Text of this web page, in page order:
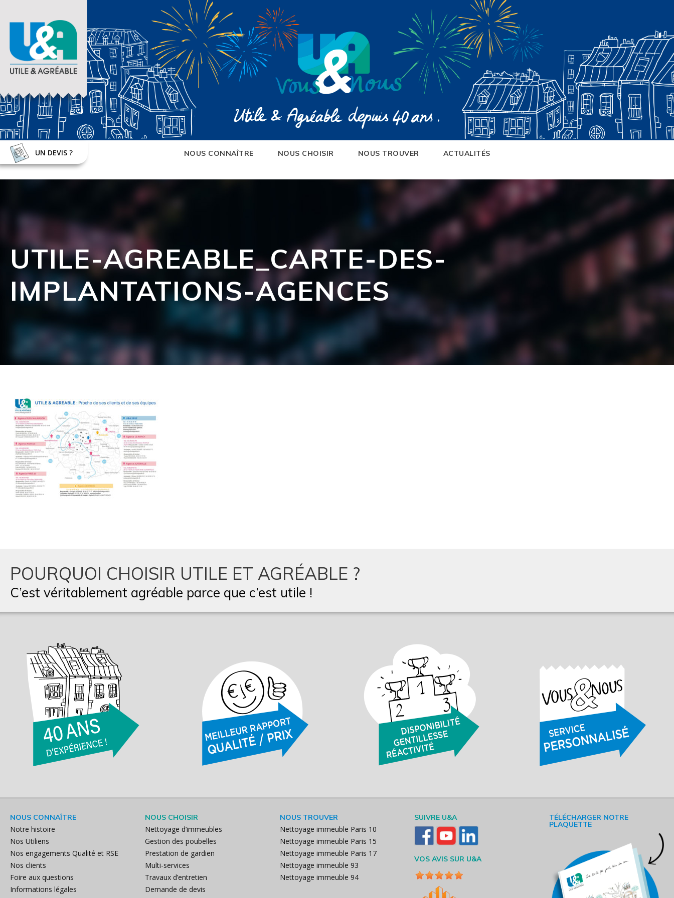
NOUS CONNAÎTRE NOUS CHOISIR NOUS TROUVER ACTUALITÉS
UN DEVIS ?
UTILE-AGREABLE_CARTE-DES-
IMPLANTATIONS-AGENCES
POURQUOI CHOISIR UTILE ET AGRÉABLE ?
C’est véritablement agréable parce que c’est utile !
NOUS CONNAÎTRE
Notre histoire
Nos Utiliens
Nos engagements Qualité et RSE
Nos clients
Foire aux questions
Informations légales
NOUS CHOISIR
Nettoyage d’immeubles
Gestion des poubelles
Prestation de gardien
Multi-services
Travaux d’entretien
Demande de devis
NOUS TROUVER
Nettoyage immeuble Paris 10
Nettoyage immeuble Paris 15
Nettoyage immeuble Paris 17
Nettoyage immeuble 93
Nettoyage immeuble 94
SUIVRE U&A
VOS AVIS SUR U&A
TÉLÉCHARGER NOTRE
PLAQUETTE